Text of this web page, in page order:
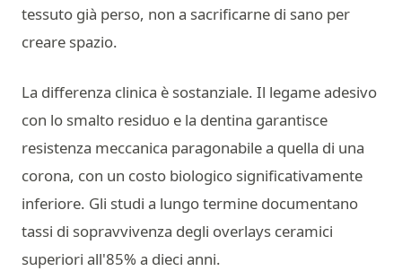
tessuto già perso, non a sacrificarne di sano per
creare spazio.
La differenza clinica è sostanziale. Il legame adesivo
con lo smalto residuo e la dentina garantisce
resistenza meccanica paragonabile a quella di una
corona, con un costo biologico significativamente
inferiore. Gli studi a lungo termine documentano
tassi di sopravvivenza degli overlays ceramici
superiori all'85% a dieci anni.